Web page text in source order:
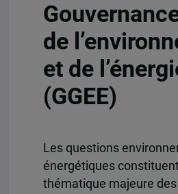
de
et de
(GGEE)
Les questions
énergétiques
thématique majeure